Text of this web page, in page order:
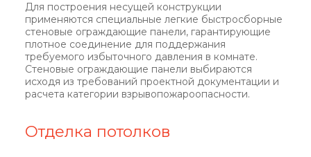
Для построения несущей конструкции
применяются специальные легкие быстросборные
стеновые ограждающие панели, гарантирующие
плотное соединение для поддержания
требуемого избыточного давления в комнате.
Стеновые ограждающие панели выбираются
исходя из требований проектной документации и
расчета категории взрывопожароопасности.
Отделка потолков